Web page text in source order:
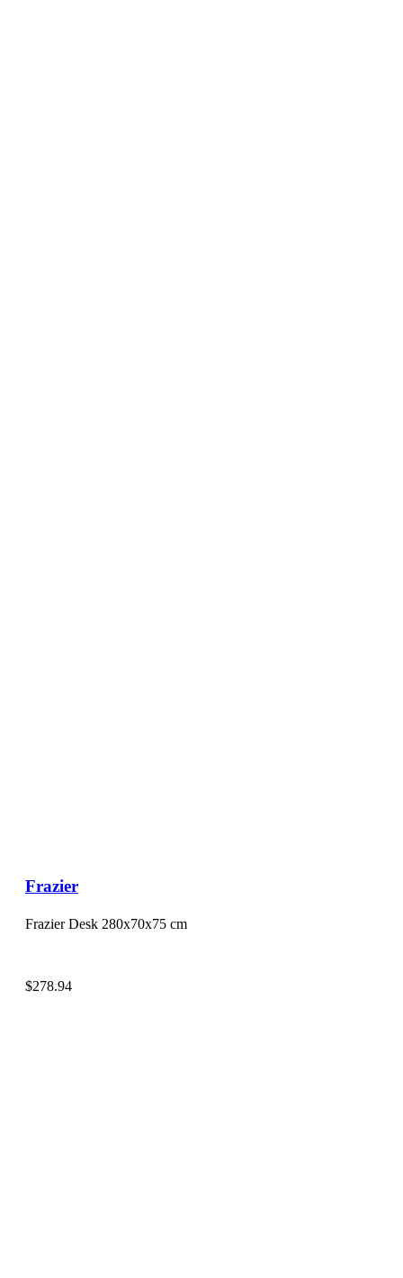
Frazier
Frazier Desk 280x70x75 cm
$278.94